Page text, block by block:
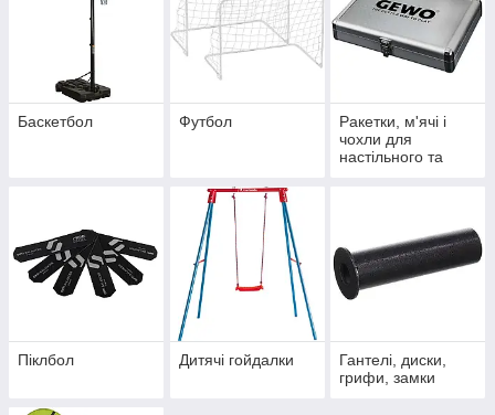
Баскетбол Футбол
Ракетки, м'ячі і
чохли для
настільного та
Піклбол Дитячі гойдалки
Гантелі, диски,
грифи, замки